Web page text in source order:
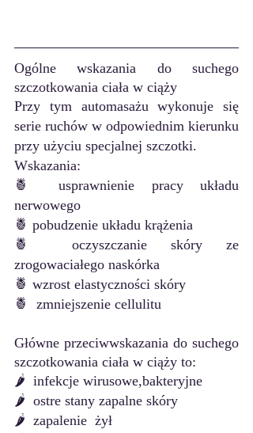
Ogólne wskazania do suchego
szczotkowania ciała w ciąży
Przy tym automasażu wykonuje się
serie ruchów w odpowiednim kierunku
przy użyciu specjalnej szczotki.
Wskazania:
🍍 usprawnienie pracy układu
nerwowego
🍍 pobudzenie układu krążenia
🍍 oczyszczanie skóry ze
zrogowaciałego naskórka
🍍 wzrost elastyczności skóry
🍍  zmniejszenie cellulitu
Główne przeciwwskazania do suchego
szczotkowania ciała w ciąży to:
🌶️  infekcje wirusowe,bakteryjne
🌶️  ostre stany zapalne skóry
🌶️  zapalenie  żył